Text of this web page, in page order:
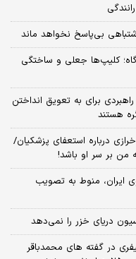
بی‌پاسخ نخواهد ماند
کلیپ‌ها جعلی و ساختگی
برای به تعویق انداختن
هستند
درباره استعفای پزشکیان/
من بر سر او باشد!
ایران، منوط به تصویب
دریای خزر را نمی‌دهد
و کیفری در گفته های محمدباقر